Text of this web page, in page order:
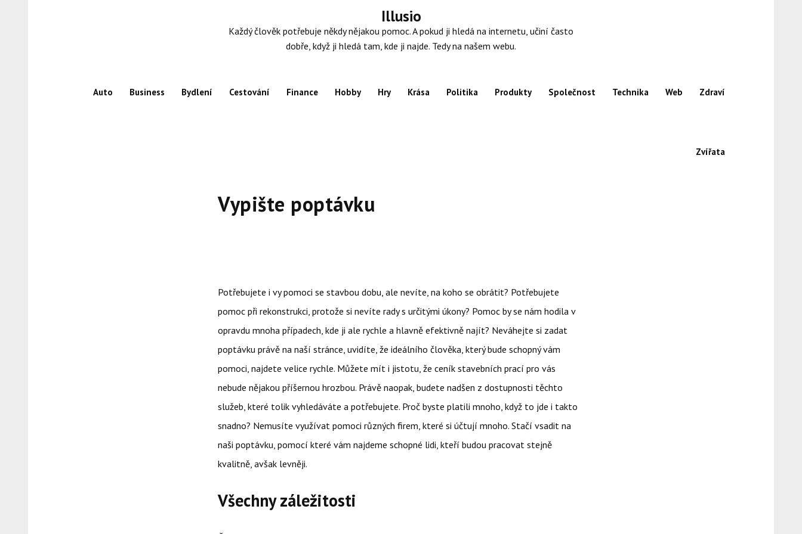
Illusio
Každý člověk potřebuje někdy nějakou pomoc. A pokud ji hledá na internetu, učiní často
dobře, když ji hledá tam, kde ji najde. Tedy na našem webu.
Auto Business Bydlení Cestování Finance Hobby Hry Krása Politika Produkty Společnost Technika Web Zdraví
Zvířata
Vypište poptávku
Potřebujete i vy pomoci se stavbou dobu, ale nevíte, na koho se obrátit? Potřebujete
pomoc při rekonstrukci, protože si nevíte rady s určitými úkony? Pomoc by se nám hodila v
opravdu mnoha případech, kde ji ale rychle a hlavně efektivně najít? Neváhejte si zadat
poptávku právě na naší stránce, uvidíte, že ideálního člověka, který bude schopný vám
pomoci, najdete velice rychle. Můžete mít i jistotu, žeceník stavebních prací pro vás
nebude nějakou příšernou hrozbou. Právě naopak, budete nadšen z dostupnosti těchto
služeb, které tolik vyhledáváte a potřebujete. Proč byste platili mnoho, když to jde i takto
snadno? Nemusíte využívat pomoci různých firem, které si účtují mnoho. Stačí vsadit na
naši poptávku, pomocí které vám najdeme schopné lidi, kteří budou pracovat stejně
kvalitně, avšak levněji.
Všechny záležitosti